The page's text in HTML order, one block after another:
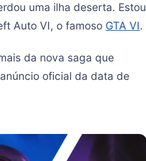
uma ilha deserta. Estou
Auto VI, o famoso GTA VI.
da nova saga que
oficial da data de